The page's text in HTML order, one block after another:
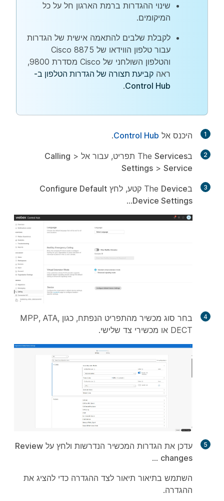
שינוי ההגדרות ברמת הארגון חל על כל
המיקומים.
לקבלת שלבים להתאמה אישית של הגדרות
עבור טלפון הווידאו של Cisco 8875
והטלפון השולחני של Cisco מסדרת 9800,
ראה קביעת תצורה של הגדרות הטלפון ב-
Control Hub
.
1 היכנס אל Control Hub
.
2 בTheServices תפריט, עבור אל Calling >
Settings > Service
3 בTheDevice קטע, לחץ Configure Default
Device Settings
...
4
בחר סוג מכשיר מהתפריט הנפתח, כגון MPP, ATA,
DECT או מכשירי צד שלישי.
5 עדכן את הגדרות המכשיר הנדרשות ולחץ על Review
changes
...
השתמש בתיאור תיאור לצד ההגדרה כדי להציג את
ההגדרה.